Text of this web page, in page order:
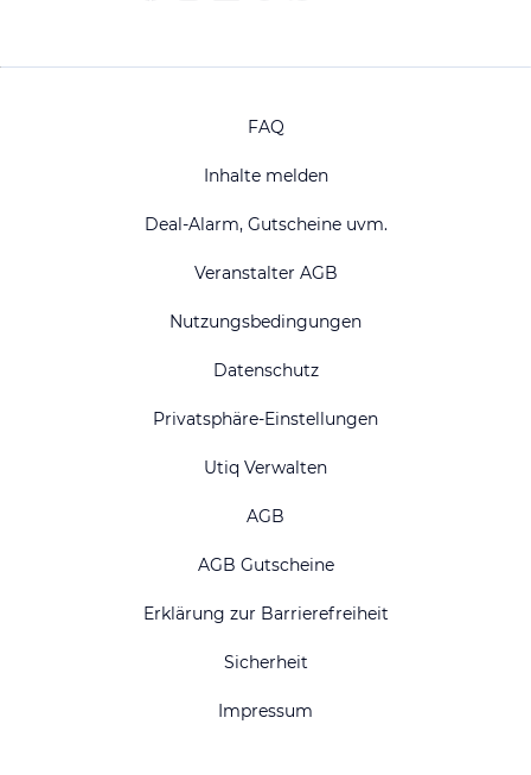
FAQ
Inhalte melden
Deal-Alarm, Gutscheine uvm.
Veranstalter AGB
Nutzungsbedingungen
Datenschutz
Privatsphäre-Einstellungen
Utiq Verwalten
AGB
AGB Gutscheine
Erklärung zur Barrierefreiheit
Sicherheit
Impressum